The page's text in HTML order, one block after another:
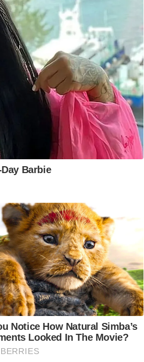
Barbie
Notice How Natural Simba’s
Looked In The Movie?